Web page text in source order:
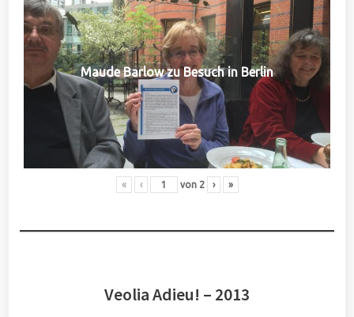
Maude Barlow zu Besuch in Berlin
« ‹ von 2 › »
Veolia Adieu! – 2013